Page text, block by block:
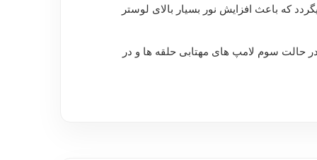
که باعث افزایش نور بسیار بالای لوستر
حالت سوم لامپ های مهتابی حلقه ها و در